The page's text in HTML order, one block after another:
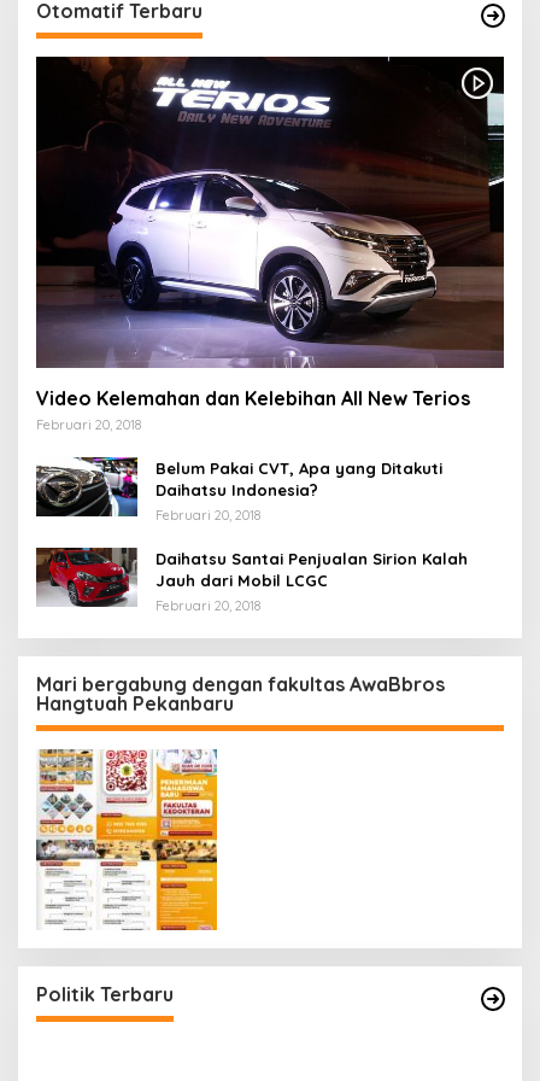
Otomatif Terbaru
Video Kelemahan dan Kelebihan All New Terios
Februari 20, 2018
Belum Pakai CVT, Apa yang Ditakuti
Daihatsu Indonesia?
Februari 20, 2018
Daihatsu Santai Penjualan Sirion Kalah
Jauh dari Mobil LCGC
Februari 20, 2018
Mari bergabung dengan fakultas AwaBbros
Hangtuah Pekanbaru
Politik Terbaru
Tegaskan Komitmen Bersih Narkoba
Di Politik, Polri | Februari 23, 2026